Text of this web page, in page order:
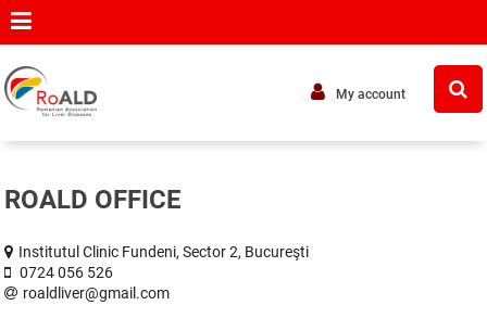
My account
ROALD OFFICE
Institutul Clinic Fundeni, Sector 2, Bucureşti
0724 056 526
roaldliver@gmail.com